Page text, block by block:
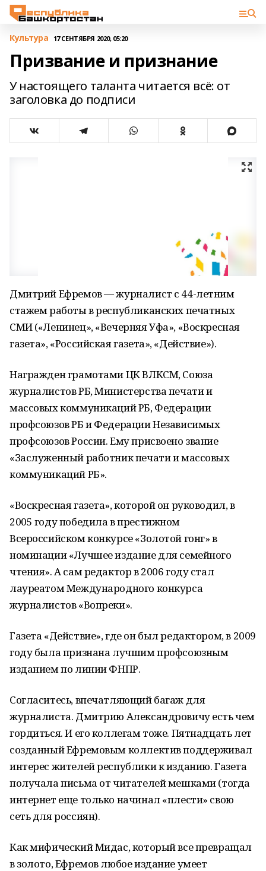
Культура 17 СЕНТЯБРЯ 2020, 05:20
Призвание и признание
У настоящего таланта читается всё: от
заголовка до подписи
Дмитрий Ефремов — журналист с 44-летним
стажем работы в республиканских печатных
СМИ («Ленинец», «Вечерняя Уфа», «Воскресная
газета», «Российская газета», «Действие»).
Награжден грамотами ЦК ВЛКСМ, Союза
журналистов РБ, Министерства печати и
массовых коммуникаций РБ, Федерации
профсоюзов РБ и Федерации Независимых
профсоюзов России. Ему присвоено звание
«Заслуженный работник печати и массовых
коммуникаций РБ».
«Воскресная газета», которой он руководил, в
2005 году победила в престижном
Всероссийском конкурсе «Золотой гонг» в
номинации «Лучшее издание для семейного
чтения». А сам редактор в 2006 году стал
лауреатом Международного конкурса
журналистов «Вопреки».
Газета «Действие», где он был редактором, в 2009
году была признана лучшим профсоюзным
изданием по линии ФНПР.
Согласитесь, впечатляющий багаж для
журналиста. Дмитрию Александровичу есть чем
гордиться. И его коллегам тоже. Пятнадцать лет
созданный Ефремовым коллектив поддерживал
интерес жителей республики к изданию. Газета
получала письма от читателей мешками (тогда
интернет еще только начинал «плести» свою
сеть для россиян).
Как мифический Мидас, который все превращал
в золото, Ефремов любое издание умеет